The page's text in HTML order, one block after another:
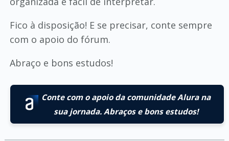
Fico à disposição! E se precisar, conte sempre
com o apoio do fórum.
Abraço e bons estudos!
Conte com o apoio da comunidade Alura na
sua jornada. Abraços e bons estudos!